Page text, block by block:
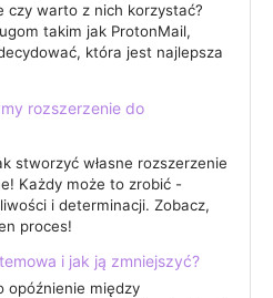
czy warto z nich korzystać?
takim jak ProtonMail,
która jest najlepsza
rozszerzenie do
stworzyć własne rozszerzenie
Każdy może to zrobić -
i determinacji. Zobacz,
proces!
i jak ją zmniejszyć?
opóźnienie między